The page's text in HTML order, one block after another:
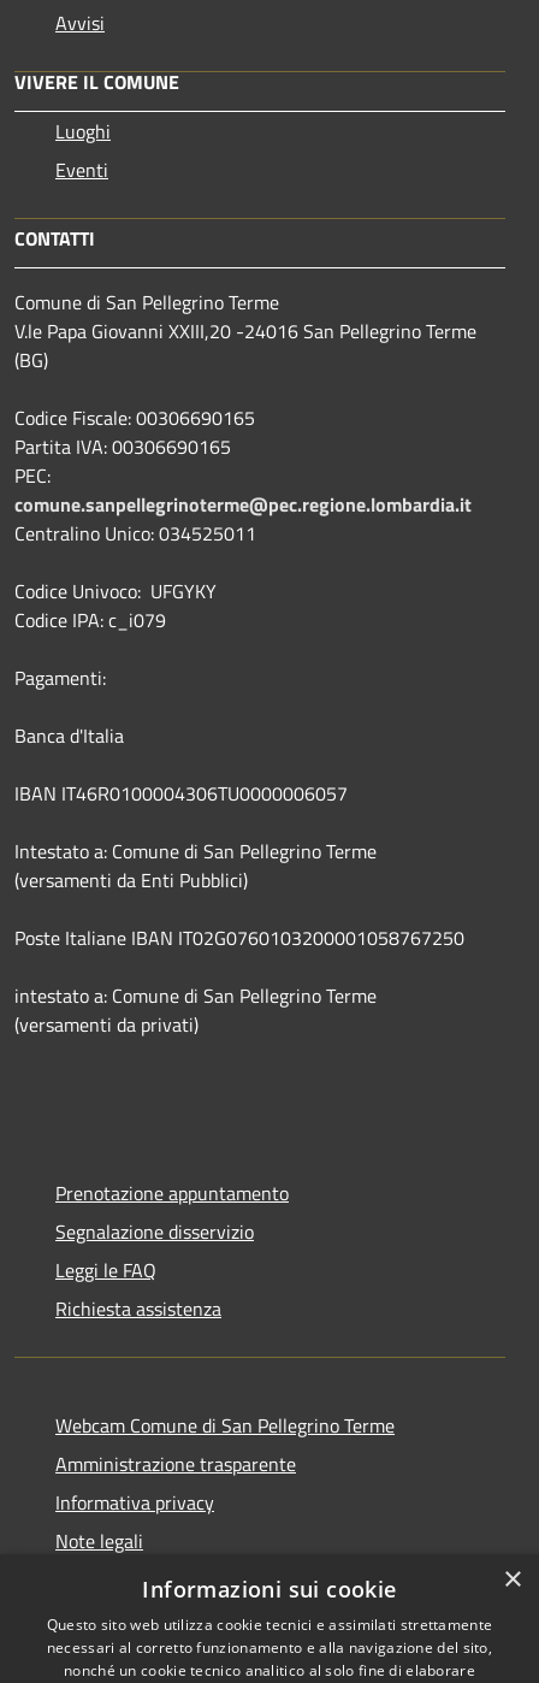
Avvisi
VIVERE IL COMUNE
Luoghi
Eventi
CONTATTI
Comune di San Pellegrino Terme
V.le Papa Giovanni XXIII,20 -24016 San Pellegrino Terme
(BG)
Codice Fiscale: 00306690165
Partita IVA: 00306690165
PEC:
comune.sanpellegrinoterme@pec.regione.lombardia.it
Centralino Unico: 034525011
Codice Univoco: UFGYKY
Codice IPA: c_i079
Pagamenti:
Banca d'Italia
IBAN IT46R0100004306TU0000006057
Intestato a: Comune di San Pellegrino Terme
(versamenti da Enti Pubblici)
Poste Italiane IBAN IT02G0760103200001058767250
intestato a: Comune di San Pellegrino Terme
(versamenti da privati)
Prenotazione appuntamento
Segnalazione disservizio
Leggi le FAQ
Richiesta assistenza
Webcam Comune di San Pellegrino Terme
Amministrazione trasparente
Informativa privacy
Note legali
Dichiarazione di accessibilità
×
Informazioni sui cookie
Questo sito web utilizza cookie tecnici e assimilati strettamente
necessari al corretto funzionamento e alla navigazione del sito,
nonché un cookie tecnico analitico al solo fine di elaborare